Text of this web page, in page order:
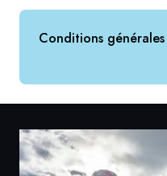
Conditions générales